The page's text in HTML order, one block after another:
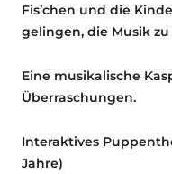
Fis’chen und die
gelingen, die Musik
Eine musikalische
Überraschungen.
Interaktives
Jahre)